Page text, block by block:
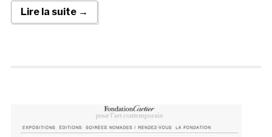
Lire la suite →